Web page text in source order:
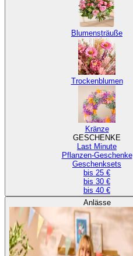
Blumensträuße
Trockenblumen
Kränze
GESCHENKE
Last Minute
Pflanzen-Geschenke
Geschenksets
bis 25 €
bis 30 €
bis 40 €
Anlässe